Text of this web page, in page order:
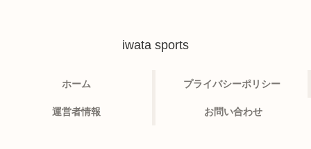
iwata sports
ホーム プライバシーポリシー
運営者情報 お問い合わせ